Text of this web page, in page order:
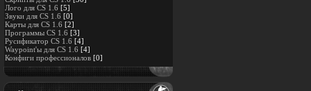
Лого для CS 1.6 [5]
Звуки для CS 1.6 [0]
Карты для CS 1.6 [2]
Программы CS 1.6 [3]
Русификатор CS 1.6 [4]
Waypoint'ы для CS 1.6 [4]
Конфиги профессионалов [0]